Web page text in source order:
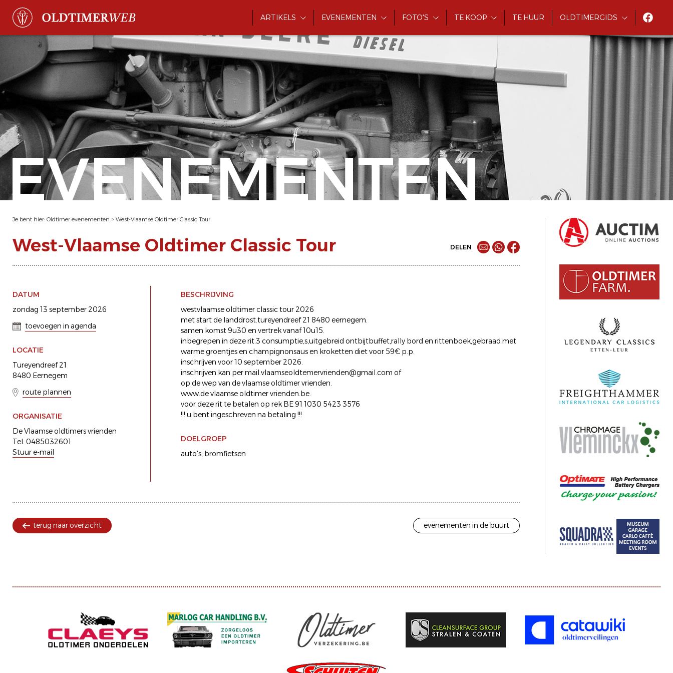
ARTIKELS EVENEMENTEN FOTO'S TE KOOP TE HUUR OLDTIMERGIDS
EVENEMENTEN
Je bent hier: Oldtimer evenementen > West-Vlaamse Oldtimer Classic Tour
West-Vlaamse Oldtimer Classic Tour DELEN
DATUM
zondag 13 september 2026
toevoegen in agenda
LOCATIE
Tureyendreef 21
8480 Eernegem
route plannen
ORGANISATIE
De Vlaamse oldtimers vrienden
Tel. 0485032601
Stuur e-mail
BESCHRIJVING
westvlaamse oldtimer classic tour 2026
met start de landdrost.tureyendreef 21 8480 eernegem.
samen komst 9u30 en vertrek vanaf 10u15.
inbegrepen in deze rit.3 consumptie,s,uitgebreid ontbijtbuffet,rally bord en rittenboek,gebraad met
warme groentjes en champignonsaus en kroketten diet voor 59€ p.p.
inschrijven voor 10 september 2026.
inschrijven kan per mail.vlaamseoldtemervrienden@gmail.com of
op de wep van de vlaamse oldtimer vrienden.
www.de vlaamse oldtimer vrienden.be.
voor deze rit te betalen op rek BE 91 1030 5423 3576
!!! u bent ingeschreven na betaling !!!
DOELGROEP
auto's bromfietsen
terug naar overzicht evenementen in de buurt